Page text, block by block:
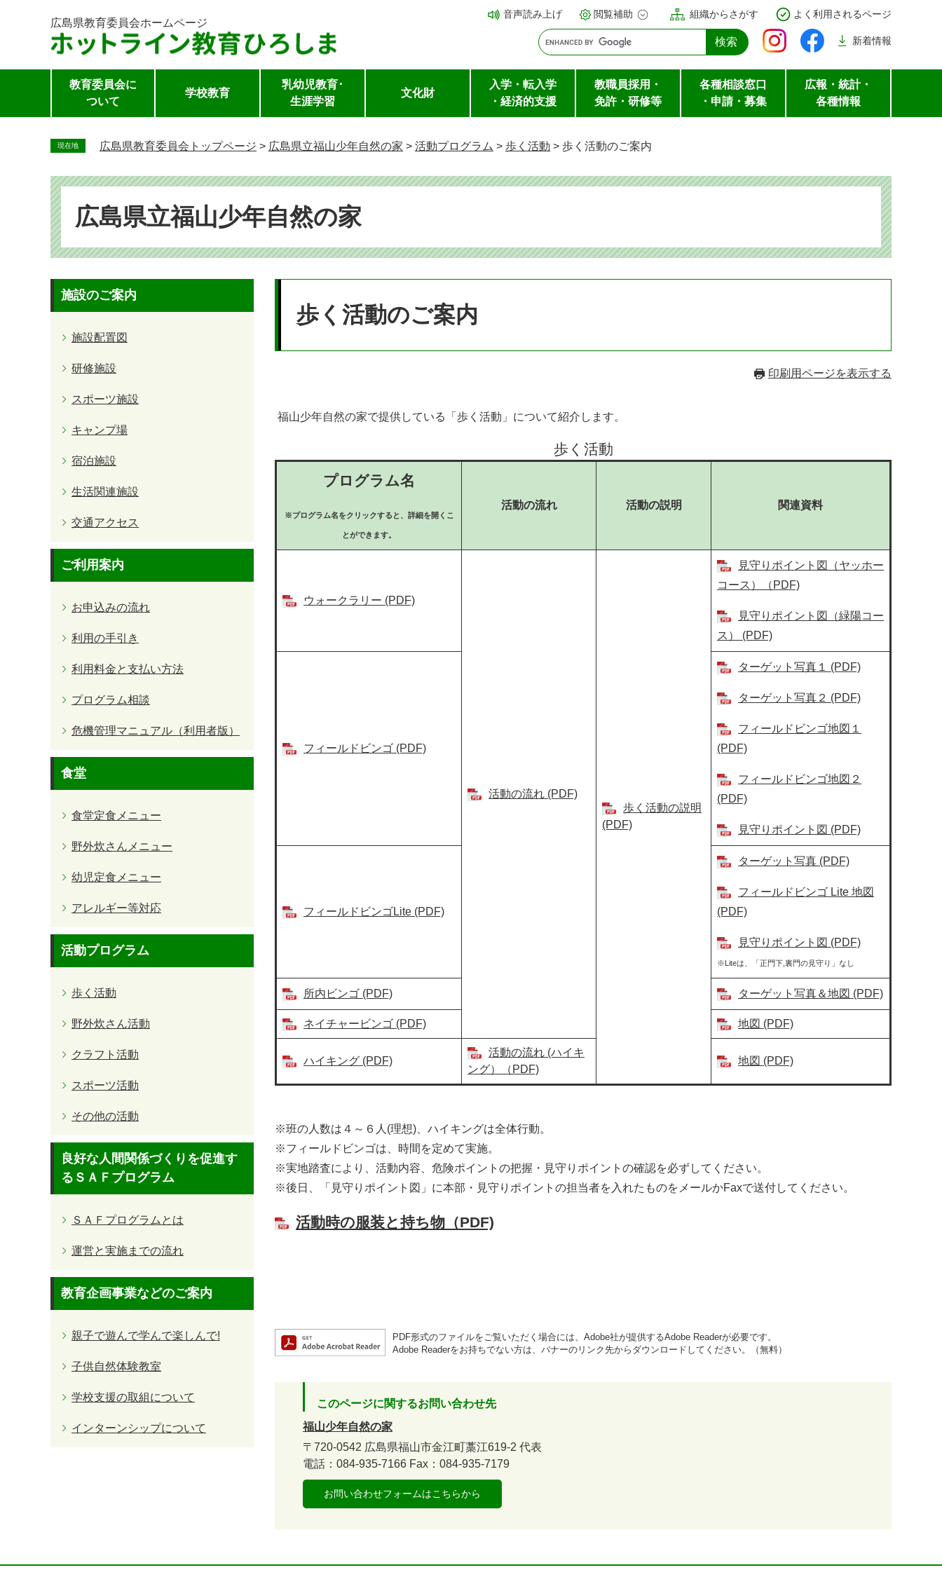
ー
し
広島県教育委員会ホームページ
音声読み上げ 閲覧補助 組織からさがす よく利用されるページ
新着情報
教育委員会に
ついて
学校教育
乳幼児教育･
生涯学習
文化財
入学・転入学
・経済的支援
教職員採用・
免許・研修等
各種相談窓口
・申請・募集
広報・統計・
各種情報
現在地 広島県教育委員会トップページ > 広島県立福山少年自然の家 > 活動プログラム > 歩く活動 > 歩く活動のご案内
広島県立福山少年自然の家
歩く活動のご案内
印刷用ページを表示する
福山少年自然の家で提供している「歩く活動」について紹介します。
歩く活動
プログラム名
※プログラム名をクリックすると、詳細を開くこ
とができます。
活動の流れ 活動の説明 関連資料
ウォークラリー (PDF)
活動の流れ (PDF)
歩く活動の説明
(PDF)
見守りポイント図（ヤッホー
コース）（PDF)
見守りポイント図（緑陽コー
ス） (PDF)
フィールドビンゴ (PDF)
ターゲット写真１ (PDF)
ターゲット写真２ (PDF)
フィールドビンゴ地図１
(PDF)
フィールドビンゴ地図２
(PDF)
見守りポイント図 (PDF)
フィールドビンゴLite (PDF)
ターゲット写真 (PDF)
フィールドビンゴ Lite 地図
(PDF)
見守りポイント図 (PDF)
※Liteは、「正門下,裏門の見守り」なし
所内ビンゴ (PDF) ターゲット写真＆地図 (PDF)
ネイチャービンゴ (PDF) 地図 (PDF)
ハイキング (PDF)
活動の流れ (ハイキ
ング）（PDF)
地図 (PDF)
※班の人数は４～６人(理想)、ハイキングは全体行動。
※フィールドビンゴは、時間を定めて実施。
※実地踏査により、活動内容、危険ポイントの把握・見守りポイントの確認を必ずしてください。
※後日、「見守りポイント図」に本部・見守りポイントの担当者を入れたものをメールかFaxで送付してください。
活動時の服装と持ち物（PDF)
PDF形式のファイルをご覧いただく場合には、Adobe社が提供するAdobe Readerが必要です。
Adobe Readerをお持ちでない方は、バナーのリンク先からダウンロードしてください。（無料）
このページに関するお問い合わせ先
福山少年自然の家
〒720-0542 広島県福山市金江町藁江619-2 代表
電話：084-935-7166 Fax：084-935-7179
お問い合わせフォームはこちらから
施設のご案内
施設配置図
研修施設
スポーツ施設
キャンプ場
宿泊施設
生活関連施設
交通アクセス
ご利用案内
お申込みの流れ
利用の手引き
利用料金と支払い方法
プログラム相談
危機管理マニュアル（利用者版）
食堂
食堂定食メニュー
野外炊さんメニュー
幼児定食メニュー
アレルギー等対応
活動プログラム
歩く活動
野外炊さん活動
クラフト活動
スポーツ活動
その他の活動
良好な人間関係づくりを促進す
るＳＡＦプログラム
ＳＡＦプログラムとは
運営と実施までの流れ
教育企画事業などのご案内
親子で遊んで学んで楽しんで!
子供自然体験教室
学校支援の取組について
インターンシップについて